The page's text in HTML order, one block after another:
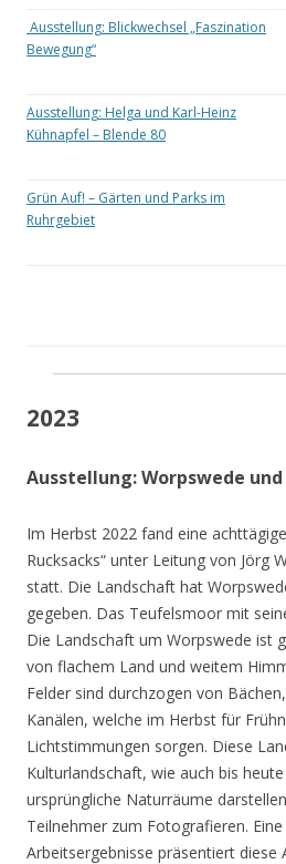
Ausstellung: Blickwechsel „Faszination
Bewegung“
Ausstellung: Helga und Karl-Heinz
Kühnapfel – Blende 80
Grün Auf! – Gärten und Parks im
Ruhrgebiet
2023
Ausstellung: Worpswede
Im Herbst 2022 fand eine
Rucksacks“ unter Leitung von Jörg
statt. Die Landschaft hat
gegeben. Das Teufelsmoor mit
Die Landschaft um Worpswede ist
von flachem Land und weitem
Felder sind durchzogen von
Kanälen, welche im Herbst für
Lichtstimmungen sorgen. Diese
Kulturlandschaft, wie auch bis
ursprüngliche Naturräume
Teilnehmer zum Fotografieren.
Arbeitsergebnisse präsentiert diese